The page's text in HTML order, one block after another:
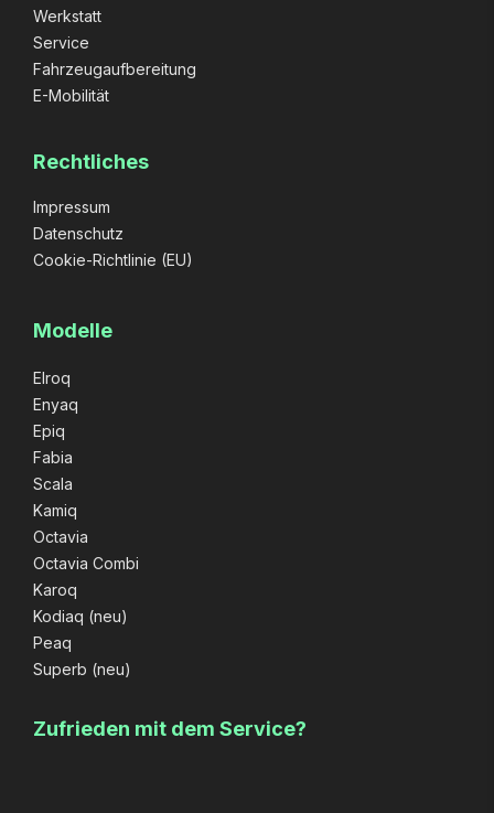
Werkstatt
Service
Fahrzeugaufbereitung
E-Mobilität
Rechtliches
Impressum
Datenschutz
Cookie-Richtlinie (EU)
Modelle
Elroq
Enyaq
Epiq
Fabia
Scala
Kamiq
Octavia
Octavia Combi
Karoq
Kodiaq (neu)
Peaq
Superb (neu)
Zufrieden mit dem Service?